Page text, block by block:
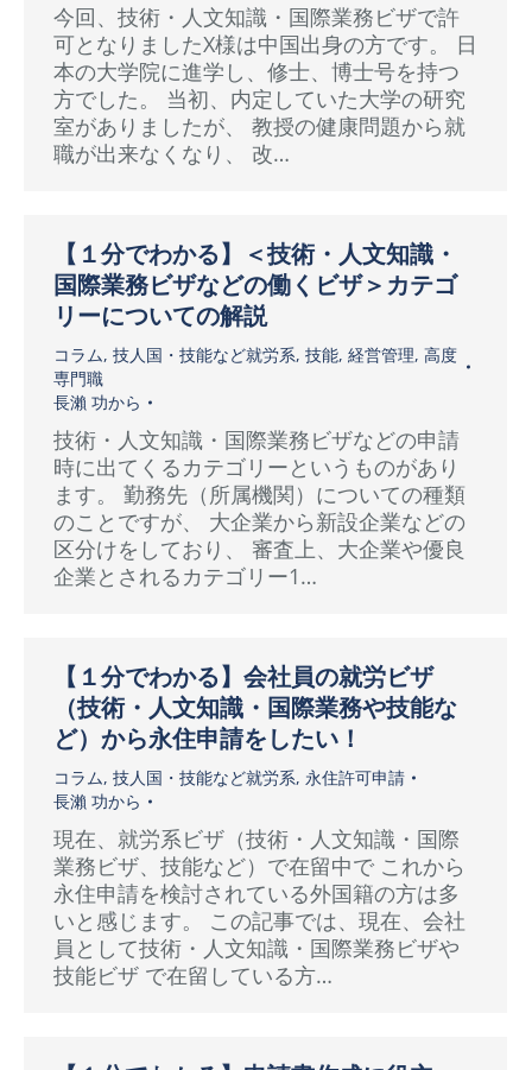
今回、技術・人文知識・国際業務ビザで許
可となりましたX様は中国出身の方です。 日
本の大学院に進学し、修士、博士号を持つ
方でした。 当初、内定していた大学の研究
室がありましたが、 教授の健康問題から就
職が出来なくなり、 改…
【１分でわかる】＜技術・人文知識・
国際業務ビザなどの働くビザ＞カテゴ
リーについての解説
コラム, 技人国・技能など就労系, 技能, 経営管理, 高度
専門職
長瀨 功から
技術・人文知識・国際業務ビザなどの申請
時に出てくるカテゴリーというものがあり
ます。 勤務先（所属機関）についての種類
のことですが、 大企業から新設企業などの
区分けをしており、 審査上、大企業や優良
企業とされるカテゴリー1…
【１分でわかる】会社員の就労ビザ
（技術・人文知識・国際業務や技能な
ど）から永住申請をしたい！
コラム, 技人国・技能など就労系, 永住許可申請
長瀨 功から
現在、就労系ビザ（技術・人文知識・国際
業務ビザ、技能など）で在留中で これから
永住申請を検討されている外国籍の方は多
いと感じます。 この記事では、現在、会社
員として技術・人文知識・国際業務ビザや
技能ビザ で在留している方…